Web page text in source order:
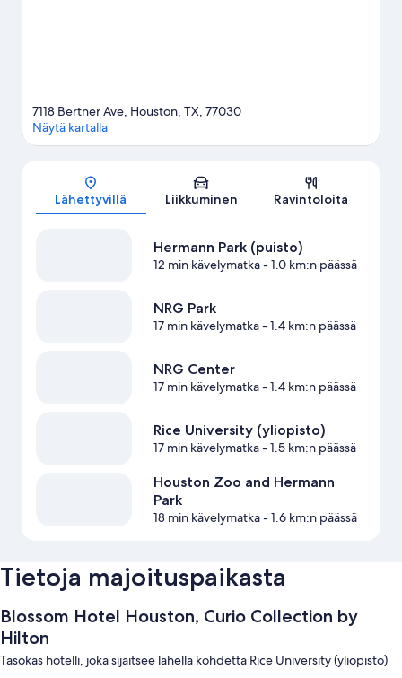
Kartta
7118 Bertner Ave, Houston, TX, 77030
Näytä kartalla
Lähettyvillä Liikkuminen Ravintoloita
Hermann Park (puisto)
12 min kävelymatka- 1.0 km:n päässä
NRG Park
17 min kävelymatka- 1.4 km:n päässä
NRG Center
17 min kävelymatka- 1.4 km:n päässä
Rice University (yliopisto)
17 min kävelymatka- 1.5 km:n päässä
Houston Zoo and Hermann
Park
18 min kävelymatka- 1.6 km:n päässä
Tietoja majoituspaikasta
Blossom Hotel Houston, Curio Collection by
Hilton
Tasokas hotelli, joka sijaitsee lähellä kohdetta Rice University (yliopisto)